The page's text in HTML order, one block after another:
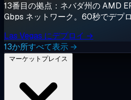
13番目の拠点：ネバダ州の AMD
Gbps ネットワーク。60秒でデプロ
Las Vegas にデプロイ →
13か所すべて表示 →